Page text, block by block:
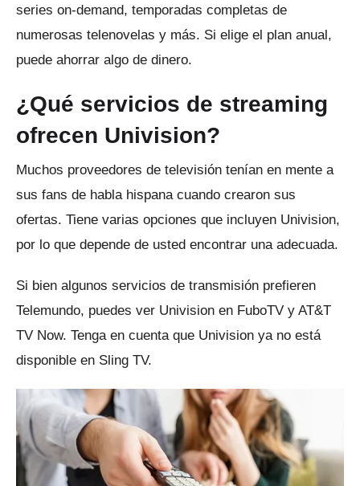
series on-demand, temporadas completas de
numerosas telenovelas y más. Si elige el plan anual,
puede ahorrar algo de dinero.
¿Qué servicios de streaming
ofrecen Univision?
Muchos proveedores de televisión tenían en mente a
sus fans de habla hispana cuando crearon sus
ofertas. Tiene varias opciones que incluyen Univision,
por lo que depende de usted encontrar una adecuada.
Si bien algunos servicios de transmisión prefieren
Telemundo, puedes ver Univision en FuboTV y AT&T
TV Now. Tenga en cuenta que Univision ya no está
disponible en Sling TV.